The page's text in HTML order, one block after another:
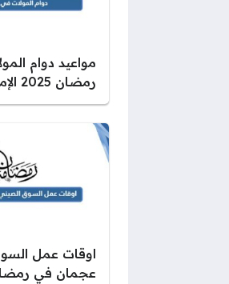
مواعيد دوام
رمضان 2025 الإمارات
اوقات عمل
عجمان في رمضان